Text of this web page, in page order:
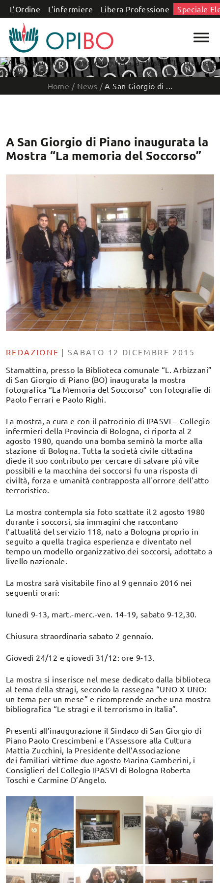
Salta al contenuto
L’Ordine L’infermiere Libera Professione Speciale
Home / News /A San Giorgio di ...
A San Giorgio di Piano inaugurata la
Mostra “La memoria del Soccorso”
REDAZIONE | SABATO 12 DICEMBRE 2015
Stamattina, presso la Biblioteca comunale “L. Arbizzani”
di San Giorgio di Piano (BO) inaugurata la mostra
fotografica “La Memoria del Soccorso” con fotografie di
Paolo Ferrari e Paolo Righi.
La mostra, a cura e con il patrocinio di IPASVI – Collegio
infermieri della Provincia di Bologna, ci riporta al 2
agosto 1980, quando una bomba seminò la morte alla
stazione di Bologna. Tutta la società civile cittadina
diede il suo contributo per cercare di salvare più vite
possibili e la macchina dei soccorsi fu una risposta di
civiltà, forza e umanità contrapposta all’orrore dell’atto
terroristico.
La mostra contempla sia foto scattate il 2 agosto 1980
durante i soccorsi, sia immagini che raccontano
l’attualità del servizio 118, nato a Bologna proprio in
seguito a quella tragica esperienza e diventato nel
tempo un modello organizzativo dei soccorsi, adottato a
livello nazionale.
La mostra sarà visitabile fino al 9 gennaio 2016 nei
seguenti orari:
lunedì 9-13, mart.-merc.-ven. 14-19, sabato 9-12,30.
Chiusura straordinaria sabato 2 gennaio.
Giovedì 24/12 e giovedì 31/12: ore 9-13.
La mostra si inserisce nel mese dedicato dalla biblioteca
al tema della stragi, secondo la rassegna “UNO X UNO:
un tema per un mese” e ricomprende anche una mostra
bibliografica “Le stragi e il terrorismo in Italia”.
Presenti all’inaugurazione il Sindaco di San Giorgio di
Piano Paolo Crescimbeni e l’Assessore alla Cultura
Mattia Zucchini, la Presidente dell’Associazione
dei familiari vittime due agosto Marina Gamberini, i
Consiglieri del Collegio IPASVI di Bologna Roberta
Toschi e Carmine D’Angelo.